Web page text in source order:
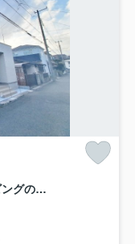
越谷市平方新築戸建て プラスワンリビングのある家